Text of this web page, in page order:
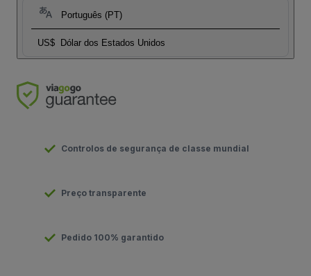
Português (PT)
US$ Dólar dos Estados Unidos
Controlos de segurança de classe mundial
Preço transparente
Pedido 100% garantido